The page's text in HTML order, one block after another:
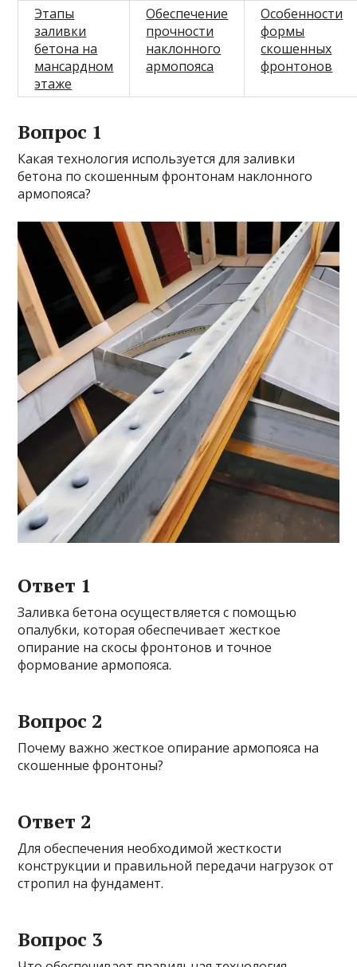
Этапы
заливки
бетона на
мансардном
этаже
Обеспечение
прочности
наклонного
армопояса
Особенности
формы
скошенных
фронтонов
Вопрос 1
Какая технология используется для заливки
бетона по скошенным фронтонам наклонного
армопояса?
Ответ 1
Заливка бетона осуществляется с помощью
опалубки, которая обеспечивает жесткое
опирание на скосы фронтонов и точное
формование армопояса.
Вопрос 2
Почему важно жесткое опирание армопояса на
скошенные фронтоны?
Ответ 2
Для обеспечения необходимой жесткости
конструкции и правильной передачи нагрузок от
стропил на фундамент.
Вопрос 3